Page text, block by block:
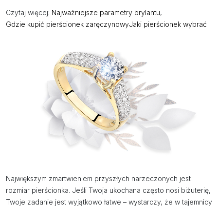
Czytaj więcej: Najważniejsze parametry brylantu,
Gdzie kupić pierścionek zaręczynowyJaki pierścionek wybrać
Największym zmartwieniem przyszłych narzeczonych jest
rozmiar pierścionka. Jeśli Twoja ukochana często nosi biżuterię,
Twoje zadanie jest wyjątkowo łatwe – wystarczy, że w tajemnicy